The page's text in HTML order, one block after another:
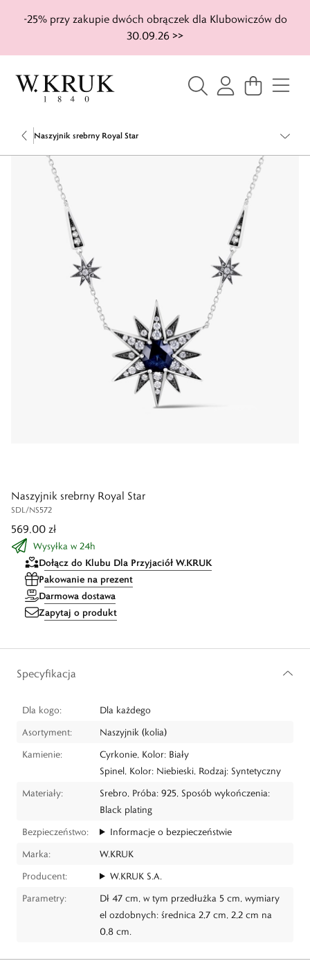
-25% przy zakupie dwóch obrączek dla Klubowiczów do
30.09.26 >>
Naszyjnik srebrny Royal Star
Naszyjnik srebrny Royal Star
SDL/NS572
569,00 zł
Wysyłka w 24h
Dołącz do Klubu Dla Przyjaciół W.KRUK
Pakowanie na prezent
Darmowa dostawa
Zapytaj o produkt
Specyfikacja
Dla kogo:
Dla każdego
Asortyment:
Naszyjnik (kolia)
Kamienie:
Cyrkonie, Kolor: Biały
Spinel, Kolor: Niebieski, Rodzaj: Syntetyczny
Materiały:
Srebro, Próba: 925, Sposób wykończenia:
Black plating
Bezpieczeństwo:
Informacje o bezpieczeństwie
Marka:
W.KRUK
Producent:
W.KRUK S.A.
Parametry:
Dł 47 cm, w tym przedłużka 5 cm, wymiary
el ozdobnych: średnica 2,7 cm, 2,2 cm na
0,8 cm.